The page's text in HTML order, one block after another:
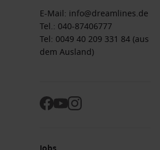
E-Mail: info@dreamlines.de
Tel.: 040-87406777
Tel: 0049 40 209 331 84 (aus
dem Ausland)